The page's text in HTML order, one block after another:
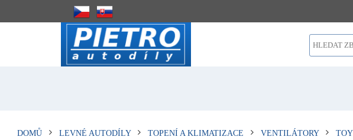
DOMŮ LEVNÉ AUTODÍLY TOPENÍ A KLIMATIZACE VENTILÁTORY